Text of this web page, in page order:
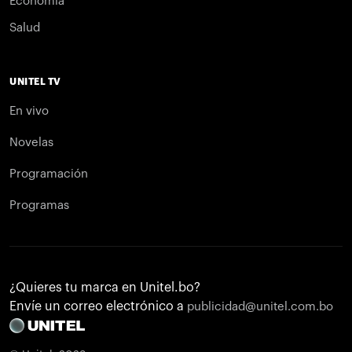
Salud
UNITEL TV
En vivo
Novelas
Programación
Programas
¿Quieres tu marca en Unitel.bo?
Envíe un correo electrónico a publicidad@unitel.com.bo